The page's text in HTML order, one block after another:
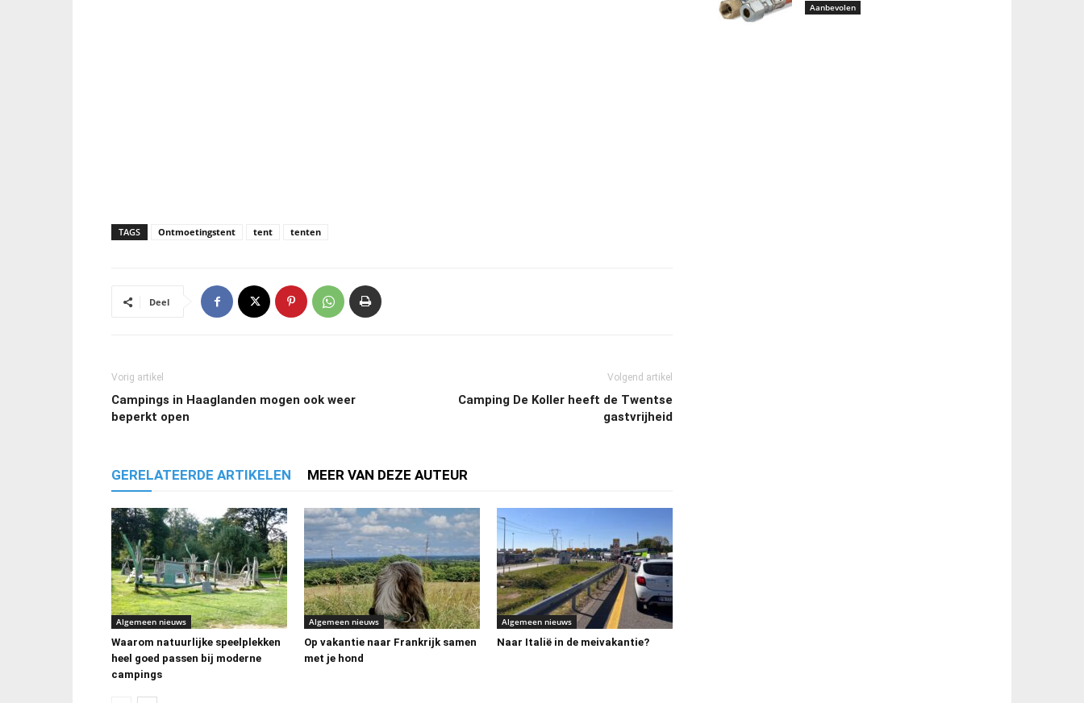
TAGS Ontmoetingstent tent tenten
Deel
Vorig artikel
Campings in Haaglanden mogen ook weer
beperkt open
Volgend artikel
Camping De Koller heeft de Twentse
gastvrijheid
GERELATEERDE ARTIKELEN MEER VAN DEZE AUTEUR
Algemeen nieuws
Waarom natuurlijke speelplekken
heel goed passen bij moderne
campings
Algemeen nieuws
Op vakantie naar Frankrijk samen
met je hond
Algemeen nieuws
Naar Italië in de meivakantie?
Aanbevolen